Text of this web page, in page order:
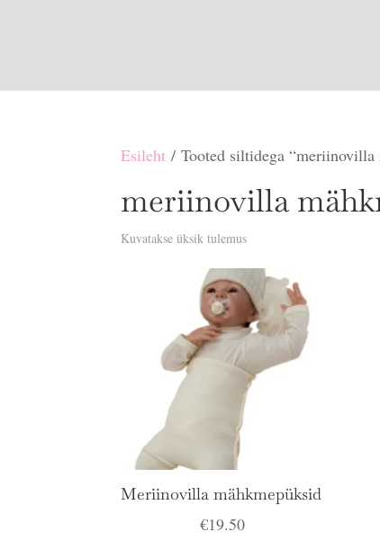
Esileht / Tooted siltidega “meriinovilla
meriinovilla
Kuvatakse üksik tulemus
Meriinovilla mähkmepüksid
€19.50